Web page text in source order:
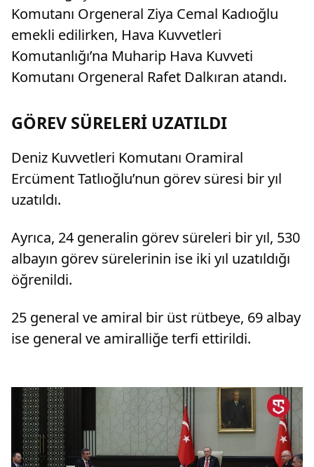
Komutanı Orgeneral Ziya Cemal Kadıoğlu
emekli edilirken, Hava Kuvvetleri
Komutanlığı’na Muharip Hava Kuvveti
Komutanı Orgeneral Rafet Dalkıran atandı.
GÖREV SÜRELERİ UZATILDI
Deniz Kuvvetleri Komutanı Oramiral
Ercüment Tatlıoğlu’nun görev süresi bir yıl
uzatıldı.
Ayrıca, 24 generalin görev süreleri bir yıl, 530
albayın görev sürelerinin ise iki yıl uzatıldığı
öğrenildi.
25 general ve amiral bir üst rütbeye, 69 albay
ise general ve amiralliğe terfi ettirildi.